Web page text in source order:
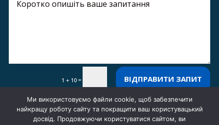
1 + 10 = ВІДПРАВИТИ ЗАПИТ
Контакти
Про нас
Технічна підтримка ОЗІС
Ми використовуємо файли cookie, щоб забезпечити
найкращу роботу сайту та покращити ваш користувацький
досвід. Продовжуючи користуватися сайтом, ви